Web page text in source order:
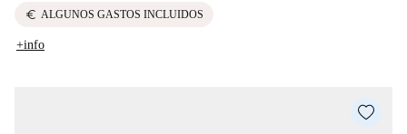
euro ALGUNOS GASTOS INCLUIDOS
+info